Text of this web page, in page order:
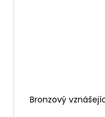
Bronzový